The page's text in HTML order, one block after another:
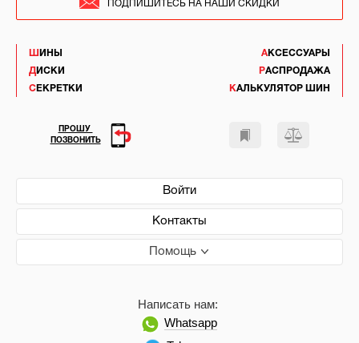
ШИНЫ
ДИСКИ
СЕКРЕТКИ
АКСЕССУАРЫ
РАСПРОДАЖА
КАЛЬКУЛЯТОР ШИН
Войти
Контакты
Помощь
Написать нам:
Whatsapp
ПОДПИШИТЕСЬ НА НАШИ СКИДКИ
ПРОШУ
ПОЗВОНИТЬ